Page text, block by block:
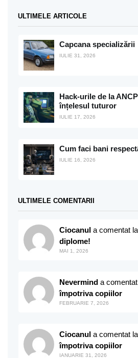
ULTIMELE ARTICOLE
Capcana specializării
IULIE 31, 2026
Hack-urile de la
înțelesul tuturor
IULIE 17, 2026
Cum faci bani
IULIE 16, 2026
ULTIMELE COMENTARII
Ciocanul a comentat la
diplome!
MAI 1, 2026
Nevermind a
împotriva copiilor
FEBRUARIE 7, 2026
Ciocanul a comentat la
împotriva copiilor
IANUARIE 31, 2026